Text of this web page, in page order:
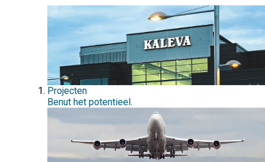
Projecten
Benut het potentieel.